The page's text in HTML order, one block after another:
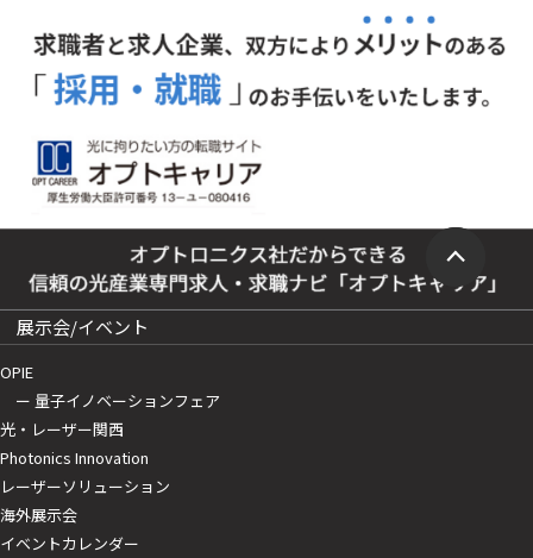
展示会/イベント
OPIE
ー 量子イノベーションフェア
光・レーザー関西
Photonics Innovation
レーザーソリューション
海外展示会
イベントカレンダー